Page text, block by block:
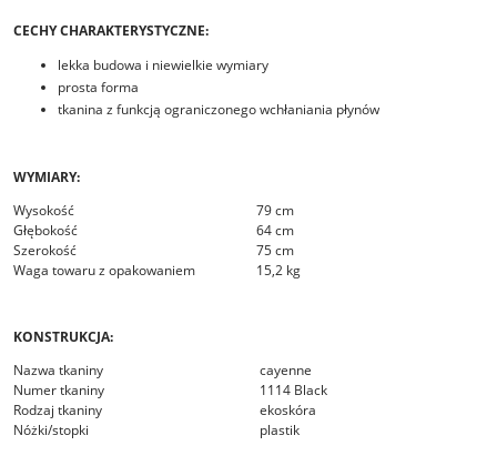
CECHY CHARAKTERYSTYCZNE:
lekka budowa i niewielkie wymiary
prosta forma
tkanina z funkcją ograniczonego wchłaniania płynów
WYMIARY:
Wysokość
79 cm
Głębokość
64 cm
Szerokość
75 cm
Waga towaru z opakowaniem
15,2 kg
KONSTRUKCJA:
Nazwa tkaniny
cayenne
Numer tkaniny
1114 Black
Rodzaj tkaniny
ekoskóra
Nóżki/stopki
plastik